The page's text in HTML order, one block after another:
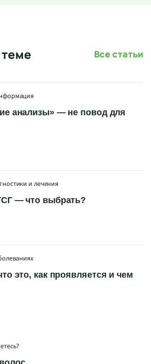
Все статьи
анализы» — не повод для
и лечения
— что выбрать?
это, как проявляется и чем